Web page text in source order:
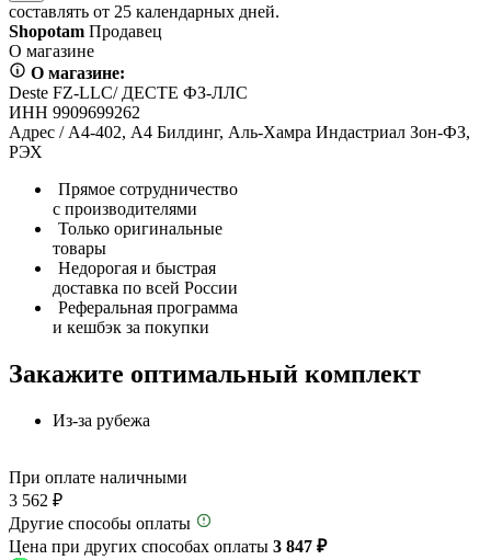
составлять от 25 календарных дней.
Shopotam Продавец
О магазине
О магазине:
Deste FZ-LLC/ ДЕСТЕ ФЗ-ЛЛС
ИНН 9909699262
Адрес / А4-402, А4 Билдинг, Аль-Хамра Индастриал Зон-ФЗ,
РЭХ
Прямое сотрудничество
с производителями
Только оригинальные
товары
Недорогая и быстрая
доставка по всей России
Реферальная программа
и кешбэк за покупки
Закажите оптимальный комплект
Из-за рубежа
При оплате наличными
3 562 ₽
Другие способы оплаты
Цена при других способах оплаты 3 847 ₽